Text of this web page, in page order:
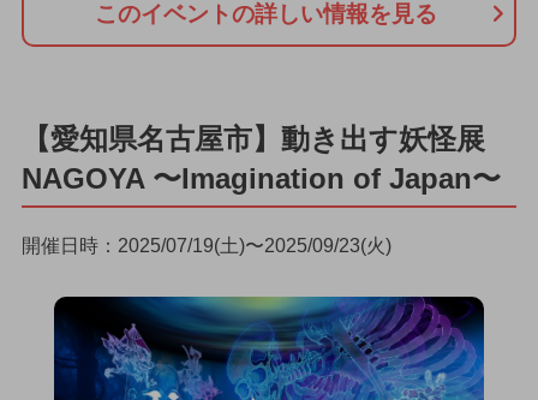
このイベントの詳しい情報を見る
【愛知県名古屋市】動き出す妖怪展
NAGOYA 〜Imagination of Japan〜
開催日時：2025/07/19(土)〜2025/09/23(火)